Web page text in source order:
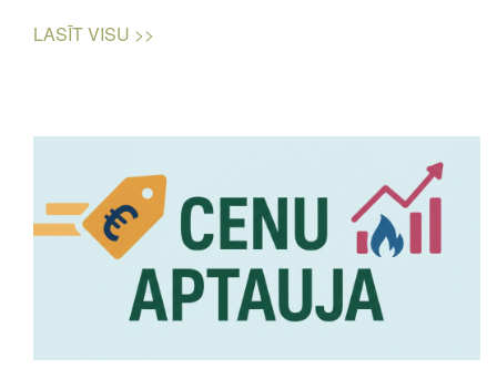
LASĪT VISU >>